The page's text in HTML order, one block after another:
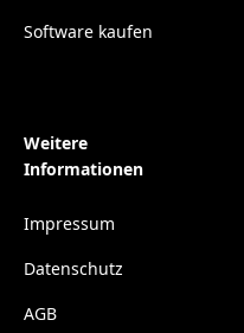
Software kaufen
Weitere
Informationen
Impressum
Datenschutz
AGB